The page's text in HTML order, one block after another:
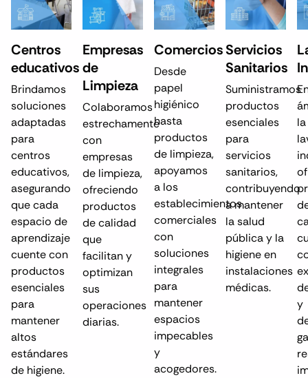
Centros
educativos
Brindamos
soluciones
adaptadas
para
centros
educativos,
asegurando
que cada
espacio de
aprendizaje
cuente con
productos
esenciales
para
mantener
altos
estándares
de higiene.
Empresas
de
Limpieza
Colaboramos
estrechamente
con
empresas
de limpieza,
ofreciendo
productos
de calidad
que
facilitan y
optimizan
sus
operaciones
diarias.
Comercios
Desde
papel
higiénico
hasta
productos
de limpieza,
apoyamos
a los
establecimientos
comerciales
con
soluciones
integrales
para
mantener
espacios
impecables
y
acogedores.
Servicios
Sanitarios
Suministramos
productos
esenciales
para
servicios
sanitarios,
contribuyendo
a mantener
la salud
pública y la
higiene en
instalaciones
médicas.
la
y